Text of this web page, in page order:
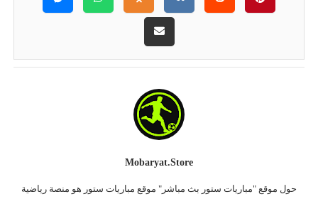
Mobaryat.store
حول موقع "مباريات ستور بث مباشر" موقع مباريات ستور هو منصة رياضية